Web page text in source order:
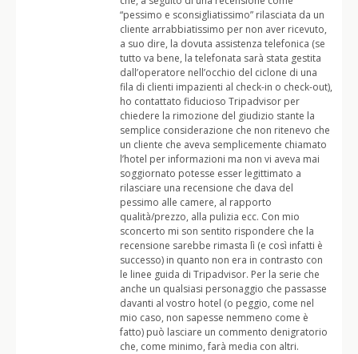
“pessimo e sconsigliatissimo” rilasciata da un
cliente arrabbiatissimo per non aver ricevuto,
a suo dire, la dovuta assistenza telefonica (se
tutto va bene, la telefonata sarà stata gestita
dall’operatore nell’occhio del ciclone di una
fila di clienti impazienti al check-in o check-out),
ho contattato fiducioso Tripadvisor per
chiedere la rimozione del giudizio stante la
semplice considerazione che non ritenevo che
un cliente che aveva semplicemente chiamato
l’hotel per informazioni ma non vi aveva mai
soggiornato potesse esser legittimato a
rilasciare una recensione che dava del
pessimo alle camere, al rapporto
qualità/prezzo, alla pulizia ecc. Con mio
sconcerto mi son sentito rispondere che la
recensione sarebbe rimasta lì (e così infatti è
successo) in quanto non era in contrasto con
le linee guida di Tripadvisor. Per la serie che
anche un qualsiasi personaggio che passasse
davanti al vostro hotel (o peggio, come nel
mio caso, non sapesse nemmeno come è
fatto) può lasciare un commento denigratorio
che, come minimo, farà media con altri.